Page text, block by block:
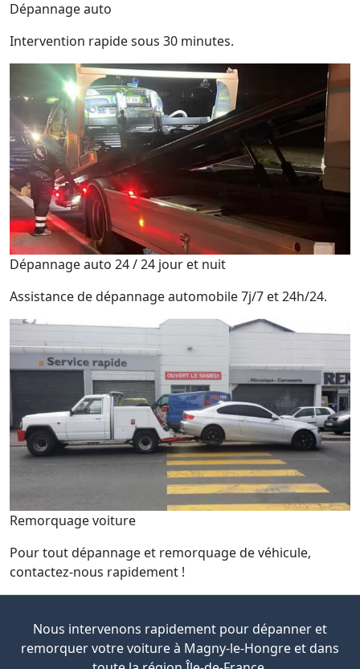
Dépannage auto
Intervention rapide sous 30 minutes.
Dépannage auto 24 / 24 jour et nuit
Assistance de dépannage automobile 7j/7 et 24h/24.
Remorquage voiture
Pour tout dépannage et remorquage de véhicule,
contactez-nous rapidement !
Nous intervenons rapidement pour dépanner et
remorquer votre voiture à Magny-le-Hongre et dans